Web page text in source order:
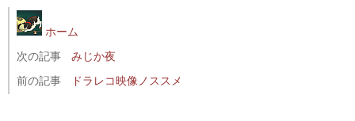
ホーム
次の記事
みじか夜
前の記事
ドラレコ映像ノススメ